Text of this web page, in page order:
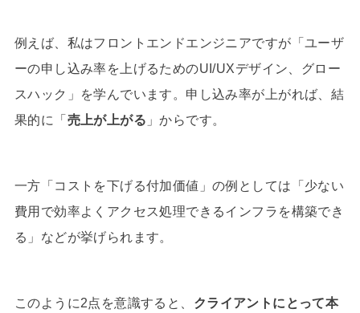
例えば、私はフロントエンドエンジニアですが「ユーザ
ーの申し込み率を上げるためのUI/UXデザイン、グロー
スハック」を学んでいます。申し込み率が上がれば、結
果的に「売上が上がる 」からです。
一方「コストを下げる付加価値」の例としては「少ない
費用で効率よくアクセス処理できるインフラを構築でき
る」などが挙げられます。
このように2点を意識すると、 クライアントにとって本